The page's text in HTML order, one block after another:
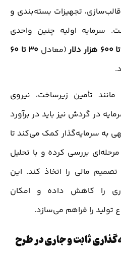
تجهیزات بسته‌بندی و
سرمایه اولیه چنین واحدی
(معادل
۳۰ تا ۶۰
تأمین زیرساخت، نیروی
در گردش نیز باید در برآورد
به سرمایه‌گذار کمک می‌کند تا
بررسی کرده و با تحلیل
مالی را اتخاذ کند. این
را کاهش داده و امکان
تولید را فراهم می‌سازد.
ثابت و جاری در طرح